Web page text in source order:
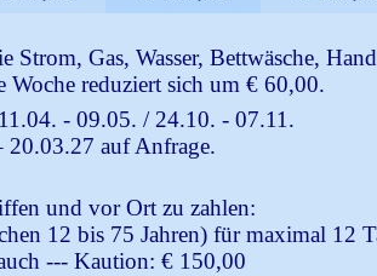
Gas, Wasser, Bettwäsche,
Woche reduziert sich um € 60,00.
- 09.05. / 24.10. - 07.11.
20.03.27 auf Anfrage.
und vor Ort zu zahlen:
12 bis 75 Jahren) für maximal 12
--- Kaution: € 150,00